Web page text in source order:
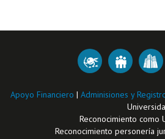
Apoyo Financiero | Adminisiones y
Reconocimiento
Reconocimiento personería